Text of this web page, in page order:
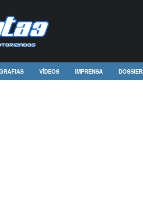
VÍDEOS IMPRENSA